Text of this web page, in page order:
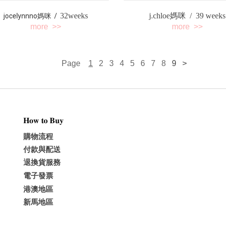
jocelynnno媽咪 / 32weeks
more >>
j.chloe媽咪 / 39 weeks
more >>
Page 1 2 3 4 5 6 7 8 9 >
𝐇𝐨𝐰 𝐭𝐨 𝐁𝐮𝐲
購物流程
付款與配送
退換貨服務
電子發票
港澳地區
新馬地區